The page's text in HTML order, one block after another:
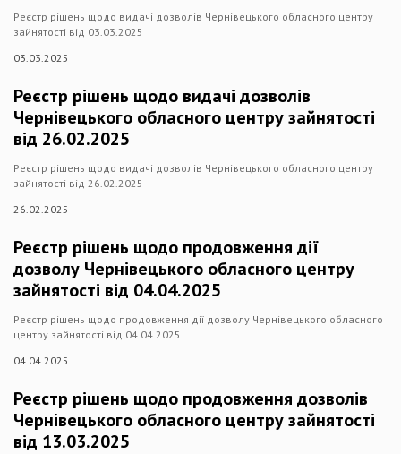
Реєстр рішень щодо видачі дозволів Чернівецького обласного центру
зайнятості від 03.03.2025
03.03.2025
Реєстр рішень щодо видачі дозволів
Чернівецького обласного центру зайнятості
від 26.02.2025
Реєстр рішень щодо видачі дозволів Чернівецького обласного центру
зайнятості від 26.02.2025
26.02.2025
Реєстр рішень щодо продовження дії
дозволу Чернівецького обласного центру
зайнятості від 04.04.2025
Реєстр рішень щодо продовження дії дозволу Чернівецького обласного
центру зайнятості від 04.04.2025
04.04.2025
Реєстр рішень щодо продовження дозволів
Чернівецького обласного центру зайнятості
від 13.03.2025